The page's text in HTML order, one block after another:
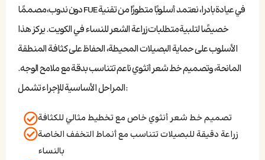
في عيادة بادرا، نعتمد أسلوبًا متطورًا من تقنية FUE دون ندوب، مصممًا
خصيصًا لتلبية متطلبات زراعة الشعر للنساء في الكويت. يركز هذا
الأسلوب على حماية البصيلات المحيطة، الحفاظ على كثافة المنطقة
المانحة، وتصميم خط شعر أنثوي ناعم تتناسب بدقة مع ملامح الوجه.
:المراحل الأساسية للإجراء تشمل
تصميم خط شعر أنثوي خاص مع تخطيط مثالي للكثافة
زراعة دقيقة للبصيلات تتناسب مع أنماط التخفف الخاصة
بالنساء